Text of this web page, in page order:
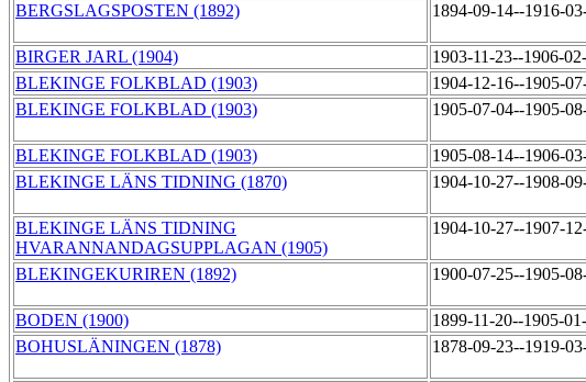
BERGSLAGSPOSTEN (1892) 1894-09-14--1916-
BIRGER JARL (1904) 1903-11-23--1906-
BLEKINGE FOLKBLAD (1903) 1904-12-16--1905-
BLEKINGE FOLKBLAD (1903) 1905-07-04--1905-
BLEKINGE FOLKBLAD (1903) 1905-08-14--1906-
BLEKINGE LÄNS TIDNING (1870) 1904-10-27--1908-
BLEKINGE LÄNS TIDNING
HVARANNANDAGSUPPLAGAN (1905)
1904-10-27--1907-
BLEKINGEKURIREN (1892) 1900-07-25--1905-
BODEN (1900) 1899-11-20--1905-
BOHUSLÄNINGEN (1878) 1878-09-23--1919-